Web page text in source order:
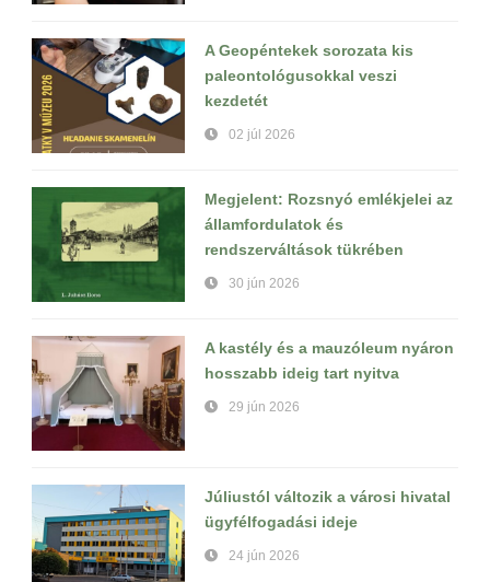
A Geopéntekek sorozata kis
paleontológusokkal veszi
kezdetét
02 júl 2026
Megjelent: Rozsnyó emlékjelei az
államfordulatok és
rendszerváltások tükrében
30 jún 2026
A kastély és a mauzóleum nyáron
hosszabb ideig tart nyitva
29 jún 2026
Júliustól változik a városi hivatal
ügyfélfogadási ideje
24 jún 2026